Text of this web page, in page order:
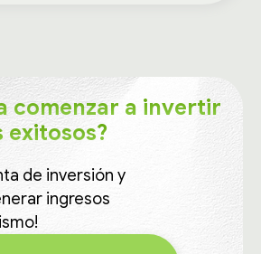
comenzar a invertir
exitosos?
de inversión y
ingresos